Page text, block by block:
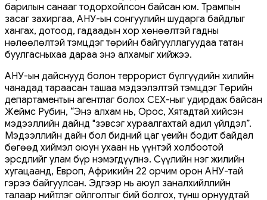
барилын санааг тодорхойлсон байсан юм. Трампын
засаг захиргаа, АНУ-ын сонгуулийн шударга байдлыг
хангах, дотоод, гадаадын хор хөнөөлтэй гадны
нөлөөлөлтэй тэмцдэг төрийн байгууллагуудаа татан
буулгасныхаа дараа энэ алхамыг хийжээ.
АНУ-ын дайснууд болон террорист бүлгүүдийн хилийн
чанадад тараасан ташаа мэдээлэлтэй тэмцдэг Төрийн
департаментын агентлаг болох СЕХ-ныг удирдаж байсан
Жеймс Рубин, “Энэ алхам нь, Орос, Хятадтай хийсэн
мэдээллийн дайнд "зэвсэг хураалгахтай адил үйлдэл”.
Мэдээллийн дайн бол бидний цаг үеийн бодит байдал
бөгөөд хиймэл оюун ухаан нь үүнтэй холбоотой
эрсдлийг улам бүр нэмэгдүүлнэ. Сүүлийн нэг жилийн
хугацаанд, Европ, Африкийн 22 орчим орон АНУ-тай
гэрээ байгуулсан. Эдгээр нь аюул заналхийллийн
талаар нийтлэг ойлголтыг бий болгох, түнш орнуудтай